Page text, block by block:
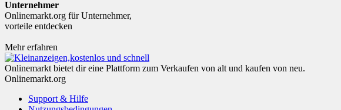
Unternehmer
Onlinemarkt.org für Unternehmer,
vorteile entdecken
Mehr erfahren
Onlinemarkt bietet dir eine Plattform zum Verkaufen von alt und kaufen von neu.
Onlinemarkt.org
Support & Hilfe